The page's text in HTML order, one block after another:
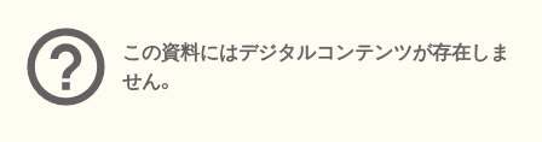
この資料にはデジタルコンテンツが存在しま
せん。